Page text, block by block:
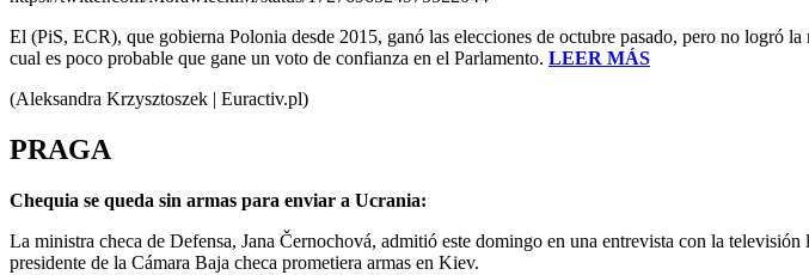
El (PiS, ECR), que gobierna Polonia desde 2015, ganó las elecciones de octubre pasado, pero no logró
cual es poco probable que gane un voto de confianza en el Parlamento. LEER MÁS
(Aleksandra Krzysztoszek | Euractiv.pl)
PRAGA
Chequia se queda sin armas para enviar a Ucrania:
La ministra checa de Defensa, Jana Černochová, admitió este domingo en una entrevista con la
presidente de la Cámara Baja checa prometiera armas en Kiev.